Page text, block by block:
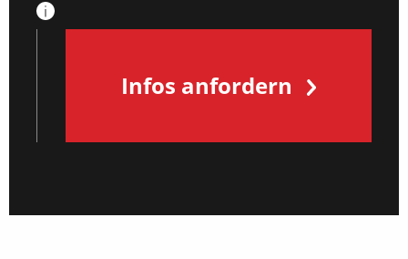
Infos anfordern